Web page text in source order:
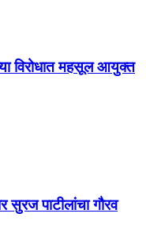
विरोधात महसूल आयुक्त
सुरज पाटीलांचा गौरव